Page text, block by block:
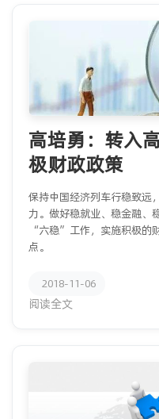
高培勇：转入
极财政政策
保持中国经济列车行稳致远
力。做好稳就业、稳金融、
“六稳”工作，实施积极的
点。
2018-11-06
阅读全文